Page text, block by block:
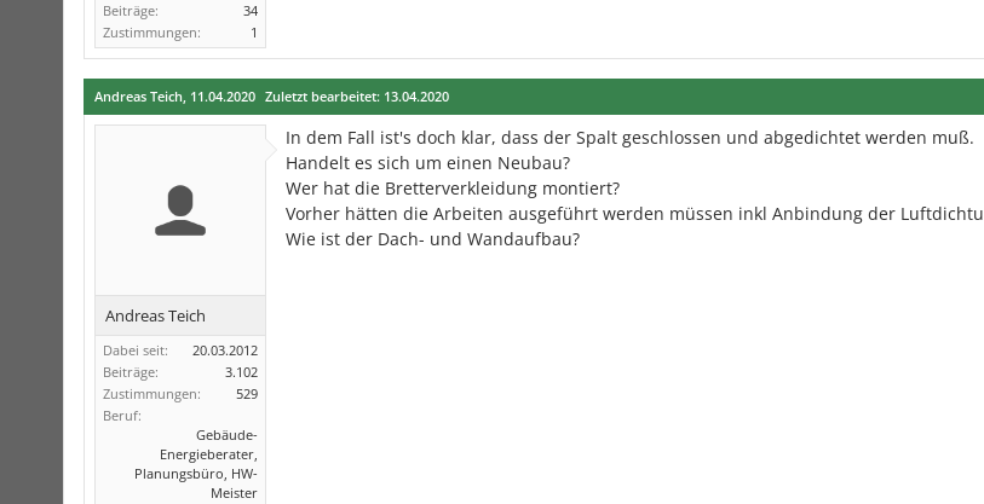
Beiträge:
34
Zustimmungen:
1
Andreas Teich, 11.04.2020 Zuletzt bearbeitet: 13.04.2020
Andreas Teich
Dabei seit:
20.03.2012
Beiträge:
3.102
Zustimmungen:
529
Beruf:
Gebäude-
Energieberater,
Planungsbüro, HW-
Meister
In dem Fall ist's doch klar, dass der Spalt geschlossen und abgedichtet werden muß.
Handelt es sich um einen Neubau?
Wer hat die Bretterverkleidung montiert?
Vorher hätten die Arbeiten ausgeführt werden müssen inkl Anbindung der
Wie ist der Dach- und Wandaufbau?